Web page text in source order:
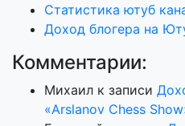
Статистика ютуб
Доход блогера на
Комментарии:
Михаил к записи
«Arslanov Chess